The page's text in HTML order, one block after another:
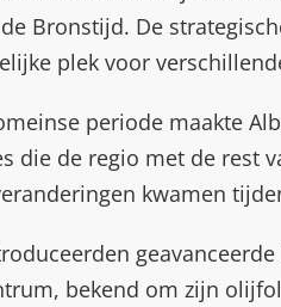
Bronstijd. De
plek voor
periode maakte
die de regio met de rest
kwamen
bekend om zijn